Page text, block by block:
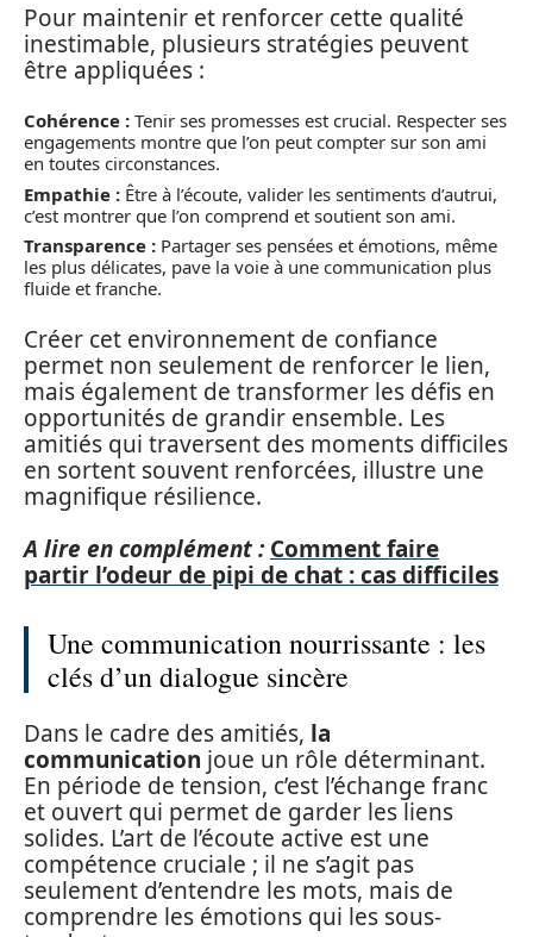
Pour maintenir et renforcer cette qualité
inestimable, plusieurs stratégies peuvent
être appliquées :
Cohérence : Tenir ses promesses est crucial. Respecter ses
engagements montre que l’on peut compter sur son ami
en toutes circonstances.
Empathie : Être à l’écoute, valider les sentiments d’autrui,
c’est montrer que l’on comprend et soutient son ami.
Transparence : Partager ses pensées et émotions, même
les plus délicates, pave la voie à une communication plus
fluide et franche.
Créer cet environnement de confiance
permet non seulement de renforcer le lien,
mais également de transformer les défis en
opportunités de grandir ensemble. Les
amitiés qui traversent des moments difficiles
en sortent souvent renforcées, illustre une
magnifique résilience.
A lire en complément : Comment faire
partir l’odeur de pipi de chat : cas difficiles
Une communication nourrissante : les
clés d’un dialogue sincère
Dans le cadre des amitiés, la
communication joue un rôle déterminant.
En période de tension, c’est l’échange franc
et ouvert qui permet de garder les liens
solides. L’art de l’écoute active est une
compétence cruciale ; il ne s’agit pas
seulement d’entendre les mots, mais de
comprendre les émotions qui les sous-